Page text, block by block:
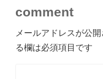
comment
メールアドレスが公
る欄は必須項目です